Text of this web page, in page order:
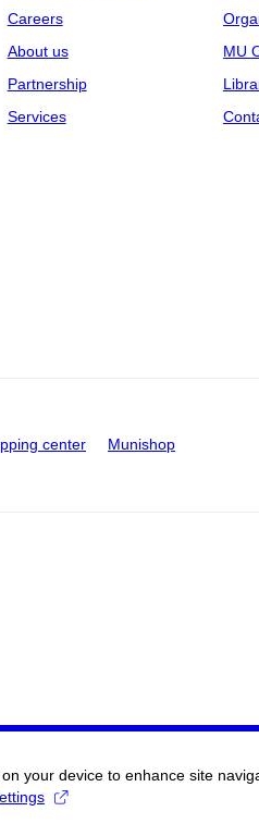
Careers
About us
Partnership
Services
MU
center Munishop
your device to enhance site